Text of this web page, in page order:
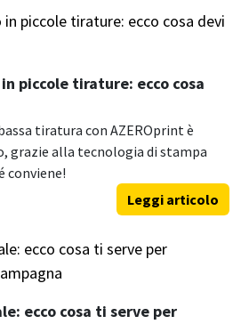
piccole tirature: ecco cosa
tiratura con AZEROprint è
grazie alla tecnologia di stampa
conviene!
Leggi articolo
ecco cosa ti serve per